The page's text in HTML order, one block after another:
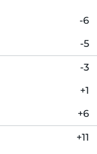
-6
-5
-3
+1
+6
+11